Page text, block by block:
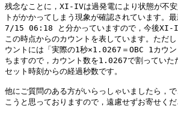
残念なことに，XI-IVは過発電により状態が不安
トがかかってしまう現象が確認されています。
7/15 06:18 と分かっていますので，今後XI-
この時点からのカウントを表しています。ただ
ウントには「実際の1秒×1.0267＝OBC 1カウン
ちますので，カウント数を1.0267で割っていた
セット時刻からの経過秒数です。
他にご質問のある方がいらっしゃいましたら，
こうと思っておりますので，遠慮せずお寄せくだ